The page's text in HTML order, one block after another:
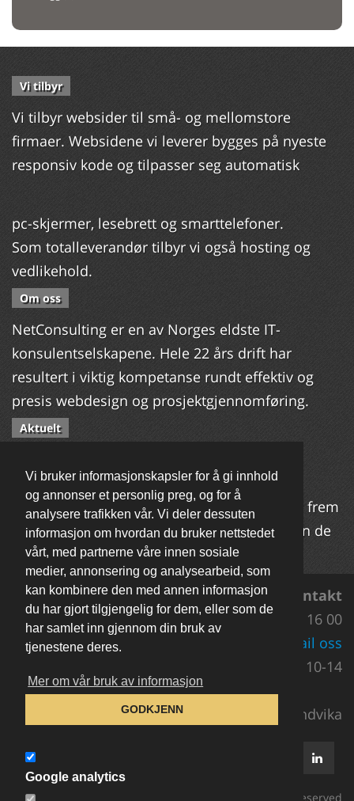
Vi bruker informasjonskapsler for å gi innhold
og annonser et personlig preg, og for å
analysere trafikken vår. Vi deler dessuten
informasjon om hvordan du bruker nettstedet
vårt, med partnerne våre innen sosiale
medier, annonsering og analysearbeid, som
kan kombinere den med annen informasjon
du har gjort tilgjengelig for dem, eller som de
har samlet inn gjennom din bruk av
tjenestene deres.
Mer om vår bruk av informasjon
GODKJENN
Google analytics
Vi tilbyr
Vi tilbyr websider til små- og mellomstore
firmaer. Websidene vi leverer bygges på nyeste
responsiv kode og tilpasser seg automatisk
pc-skjermer, lesebrett og smarttelefoner.
Som totalleverandør tilbyr vi også hosting og
vedlikehold.
Om oss
NetConsulting er en av Norges eldste IT-
konsulentselskapene. Hele 22 års drift har
resultert i viktig kompetanse rundt effektiv og
presis webdesign og prosjektgjennomføring.
Aktuelt
Vi har lansert Blogg på våre nettsider og ser frem
til å hjelpe flere av våre kunder med hvordan de
kan få flere besøkende til nettsidene sine.
Kontakt
Support 23 27 16 00
E-mail oss
Man-Fre 10-14
NetConsulting AS, PB 47, 1300 Sandvika
All rights reserved